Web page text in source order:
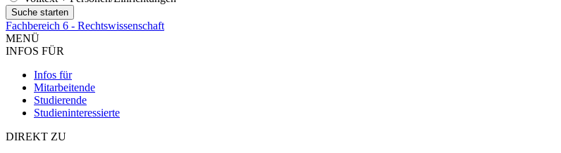
Fachbereich 6 - Rechtswissenschaft
MENÜ
INFOS FÜR
Infos für
Mitarbeitende
Studierende
Studieninteressierte
DIREKT ZU